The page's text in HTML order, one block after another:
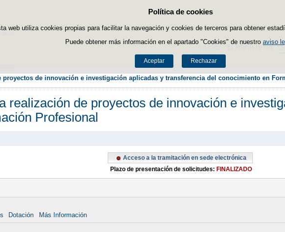
Política de cookies
web utiliza cookies propias para facilitar la navegación y cookies de terceros para obtener
Puede obtener más información en el apartado "Cookies" de nuestro aviso
Aceptar Rechazar
Saltar al contenido
Inicio El Ministerio
de innovación e investigación aplicadas y transferencia del conocimiento en
realización de proyectos de innovación e
Profesional
Acceso a la tramitación en sede electrónica
Plazo de presentación de solicitudes: FINALIZADO
Dotación
Más Información